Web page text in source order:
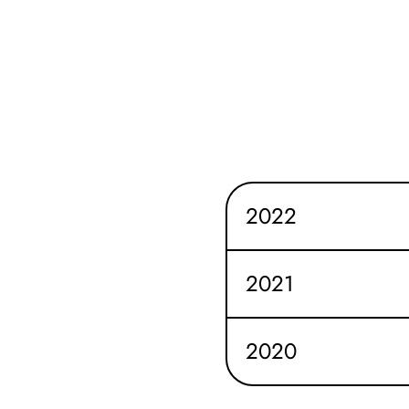
2022
2021
2020